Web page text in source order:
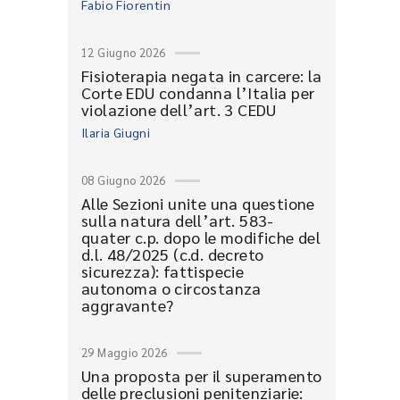
Fabio Fiorentin
12 Giugno 2026
Fisioterapia negata in carcere: la
Corte EDU condanna l’Italia per
violazione dell’art. 3 CEDU
Ilaria Giugni
08 Giugno 2026
Alle Sezioni unite una questione
sulla natura dell’art. 583-
quater c.p. dopo le modifiche del
d.l. 48/2025 (c.d. decreto
sicurezza): fattispecie
autonoma o circostanza
aggravante?
29 Maggio 2026
Una proposta per il superamento
delle preclusioni penitenziarie: